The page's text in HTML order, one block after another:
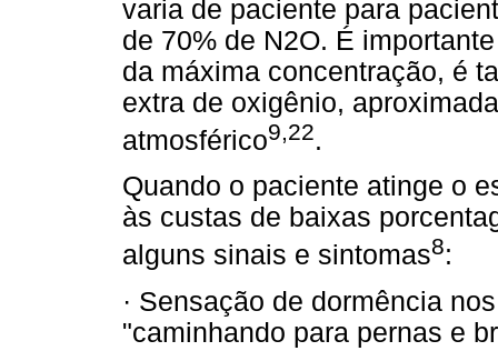
varia de paciente para
de 70% de N2O. É
da máxima concentração, é
extra de oxigênio,
atmosférico9,22.
Quando o paciente atinge o
às custas de baixas
alguns sinais e sintomas8:
· Sensação de dormência
"caminhando para pernas e